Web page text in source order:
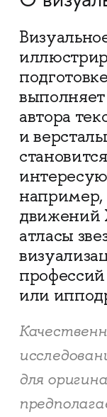
автора
и
например,
движений
атласы
или
для